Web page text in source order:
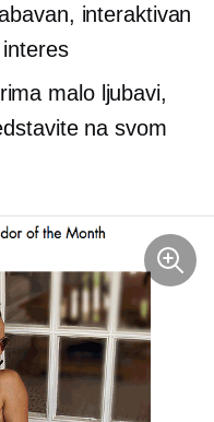
interaktivan
malo ljubavi,
na svom